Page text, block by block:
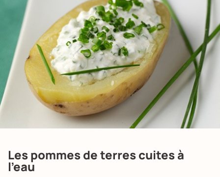
Les pommes de terres cuites à
l’eau